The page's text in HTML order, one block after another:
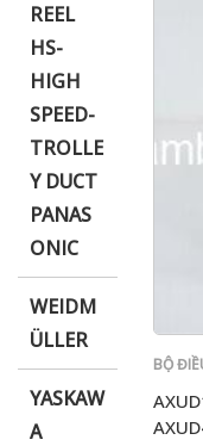
REEL
HS-
HIGH
SPEED-
TROLLE
Y DUCT
PANAS
ONIC
WEIDM
ÜLLER
YASKAW
A
BỘ